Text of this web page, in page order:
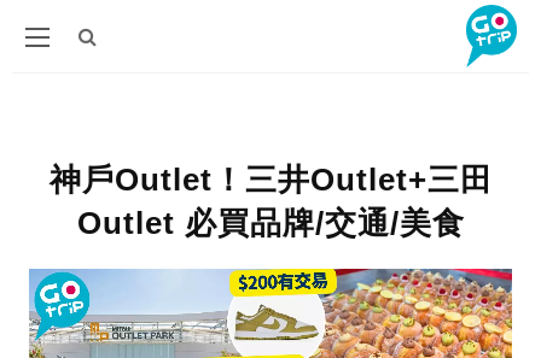
神戶Outlet！三井Outlet+三田
Outlet 必買品牌/交通/美食